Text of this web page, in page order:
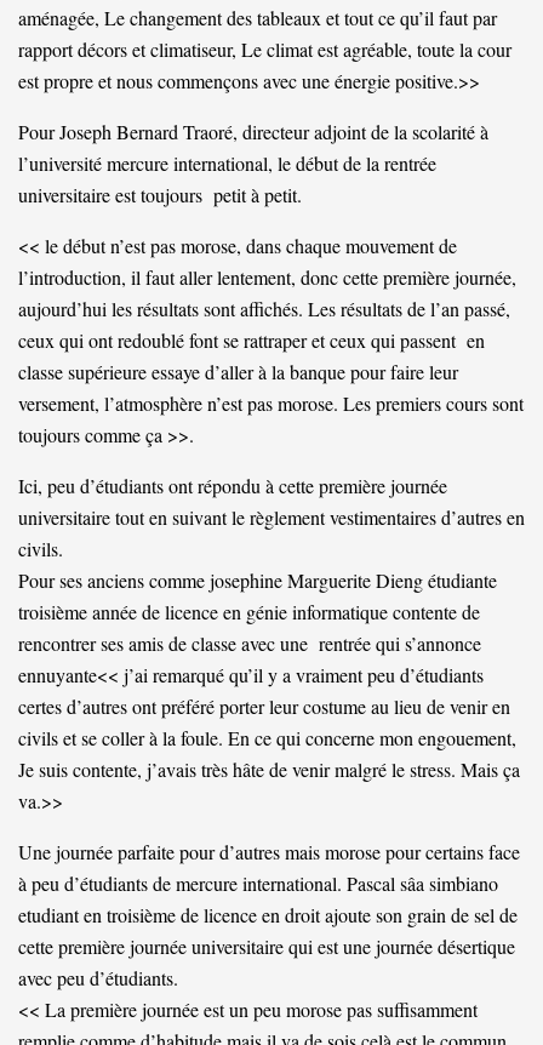
aménagée, Le changement des tableaux et tout ce qu’il faut par
rapport décors et climatiseur, Le climat est agréable, toute la cour
est propre et nous commençons avec une énergie positive.>>
Pour Joseph Bernard Traoré, directeur adjoint de la scolarité à
l’université mercure international, le début de la rentrée
universitaire est toujours petit à petit.
<< le début n’est pas morose, dans chaque mouvement de
l’introduction, il faut aller lentement, donc cette première journée,
aujourd’hui les résultats sont affichés. Les résultats de l’an passé,
ceux qui ont redoublé font se rattraper et ceux qui passent en
classe supérieure essaye d’aller à la banque pour faire leur
versement, l’atmosphère n’est pas morose. Les premiers cours sont
toujours comme ça >>.
Ici, peu d’étudiants ont répondu à cette première journée
universitaire tout en suivant le règlement vestimentaires d’autres en
civils.
Pour ses anciens comme josephine Marguerite Dieng étudiante
troisième année de licence en génie informatique contente de
rencontrer ses amis de classe avec une rentrée qui s’annonce
ennuyante<< j’ai remarqué qu’il y a vraiment peu d’étudiants
certes d’autres ont préféré porter leur costume au lieu de venir en
civils et se coller à la foule. En ce qui concerne mon engouement,
Je suis contente, j’avais très hâte de venir malgré le stress. Mais ça
va.>>
Une journée parfaite pour d’autres mais morose pour certains face
à peu d’étudiants de mercure international. Pascal sâa simbiano
etudiant en troisième de licence en droit ajoute son grain de sel de
cette première journée universitaire qui est une journée désertique
avec peu d’étudiants.
<< La première journée est un peu morose pas suffisamment